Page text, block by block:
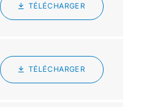
TÉLÉCHARGER
TÉLÉCHARGER